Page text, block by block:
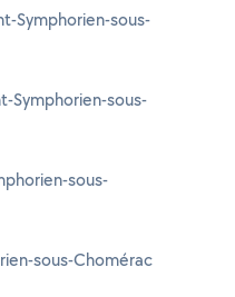
Symphorien-sous-
Symphorien-sous-
sous-
sous-Chomérac